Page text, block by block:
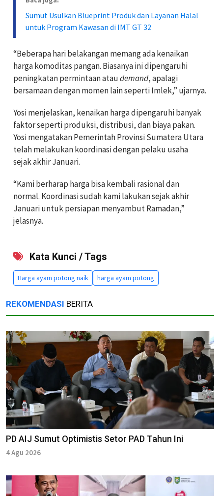
Sumut Usulkan Blueprint Produk dan Layanan Halal
untuk Program Kawasan di IMT GT 32
“Beberapa hari belakangan memang ada kenaikan
harga komoditas pangan. Biasanya ini dipengaruhi
peningkatan permintaan ataudemand, apalagi
bersamaan dengan momen lain seperti Imlek,” ujarnya.
Yosi menjelaskan, kenaikan harga dipengaruhi banyak
faktor seperti produksi, distribusi, dan biaya pakan.
Yosi mengatakan Pemerintah Provinsi Sumatera Utara
telah melakukan koordinasi dengan pelaku usaha
sejak akhir Januari.
“Kami berharap harga bisa kembali rasional dan
normal. Koordinasi sudah kami lakukan sejak akhir
Januari untuk persiapan menyambut Ramadan,”
jelasnya.
Kata Kunci / Tags
Harga ayam potong naik harga ayam potong
REKOMENDASI BERITA
PD AIJ Sumut Optimistis Setor PAD Tahun Ini
4 Agu 2026